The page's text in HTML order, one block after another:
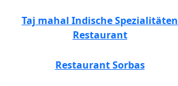
Taj mahal Indische Spezialitäten
Restaurant
Restaurant Sorbas